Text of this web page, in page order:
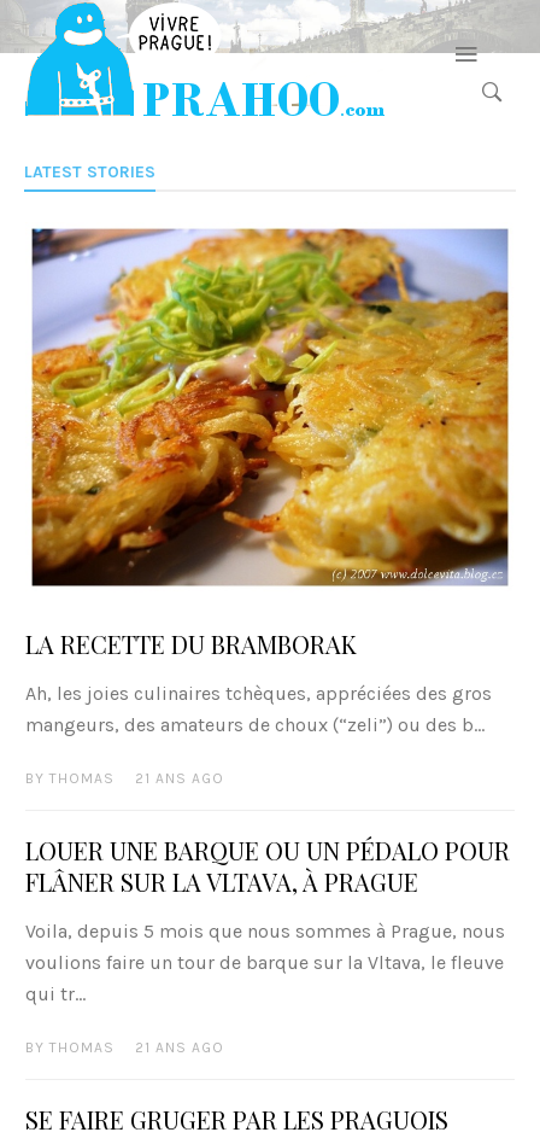
LATEST STORIES
LA RECETTE DU BRAMBORAK
Ah, les joies culinaires tchèques, appréciées des gros
mangeurs, des amateurs de choux (“zeli”) ou des b...
BYTHOMAS 21 ANS AGO
LOUER UNE BARQUE OU UN PÉDALO POUR
FLÂNER SUR LA VLTAVA, À PRAGUE
Voila, depuis 5 mois que nous sommes à Prague, nous
voulions faire un tour de barque sur la Vltava, le fleuve
qui tr...
BYTHOMAS 21 ANS AGO
SE FAIRE GRUGER PAR LES PRAGUOIS